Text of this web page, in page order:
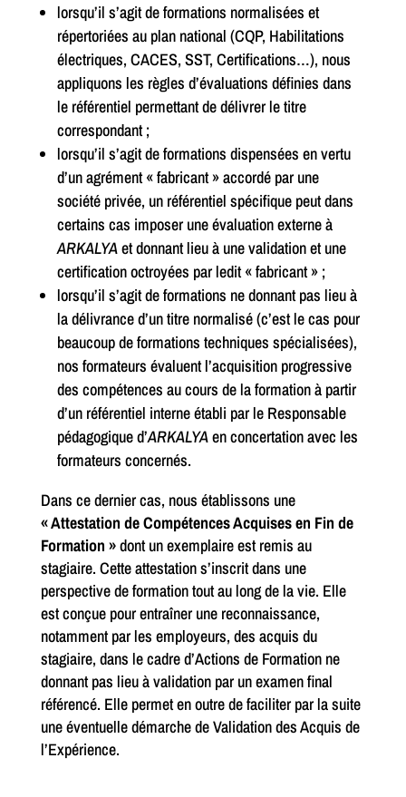
lorsqu’il s’agit de formations normalisées et
répertoriées au plan national (CQP, Habilitations
électriques, CACES, SST, Certifications…), nous
appliquons les règles d’évaluations définies dans
le référentiel permettant de délivrer le titre
correspondant ;
lorsqu’il s’agit de formations dispensées en vertu
d’un agrément « fabricant » accordé par une
société privée, un référentiel spécifique peut dans
certains cas imposer une évaluation externe à
ARKALYAet donnant lieu à une validation et une
certification octroyées par ledit « fabricant » ;
lorsqu’il s’agit de formations ne donnant pas lieu à
la délivrance d’un titre normalisé (c’est le cas pour
beaucoup de formations techniques spécialisées),
nos formateurs évaluent l’acquisition progressive
des compétences au cours de la formation à partir
d’un référentiel interne établi par le Responsable
pédagogique d’ARKALYAen concertation avec les
formateurs concernés.
Dans ce dernier cas, nous établissons une
« Attestation de Compétences Acquises en Fin de
Formation »dont un exemplaire est remis au
stagiaire. Cette attestation s’inscrit dans une
perspective de formation tout au long de la vie. Elle
est conçue pour entraîner une reconnaissance,
notamment par les employeurs, des acquis du
stagiaire, dans le cadre d’Actions de Formation ne
donnant pas lieu à validation par un examen final
référencé. Elle permet en outre de faciliter par la suite
une éventuelle démarche de Validation des Acquis de
l’Expérience.